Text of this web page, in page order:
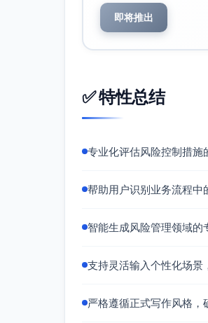
于培训的设计、执行
行动态调整，并结合
即将推出
✅ 特性总结
专业化评估风险控制措施
帮助用户识别业务流程中
智能生成风险管理领域的
支持灵活输入个性化场景
严格遵循正式写作风格，